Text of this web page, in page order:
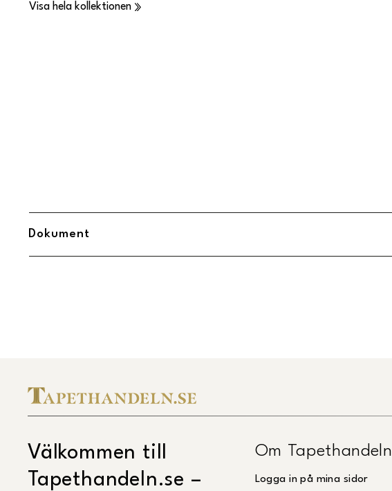
Visa hela kollektionen
Dokument
Välkommen till
Tapethandeln.se –
Om Tapethandeln
Logga in på mina sidor